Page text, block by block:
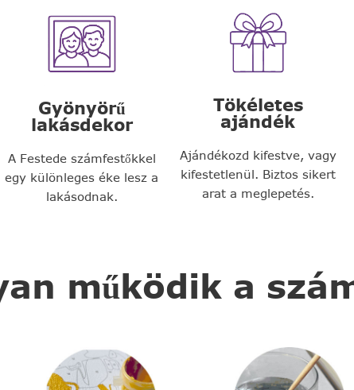
Gyönyörű
lakásdekor
A Festede számfestőkkel
egy különleges éke lesz a
lakásodnak.
Tökéletes
ajándék
Ajándékozd kifestve, vagy
kifestetlenül. Biztos sikert
arat a meglepetés.
működik a